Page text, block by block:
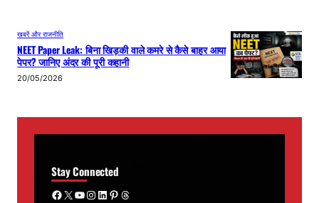
खबरें और राजनीति
NEET Paper Leak: बिना खिड़की वाले कमरे से कैसे बाहर आया
पेपर? जानिए अंदर की पूरी कहानी
20/05/2026
Stay Connected
Facebook X YouTube Instagram LinkedIn Pinterest Threads